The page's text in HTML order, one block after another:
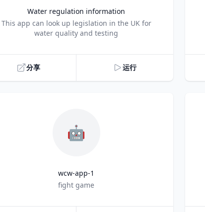
Water regulation information
Title
This app can look up legislation in the UK for
water quality and testing
分享 运行
🤖
wcw-app-1
fight game